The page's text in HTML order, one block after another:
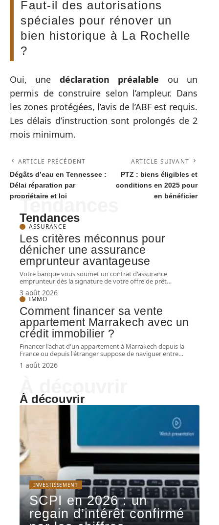
Faut-il des autorisations
spéciales pour rénover un
bien historique à La Rochelle
?
Oui, une déclaration préalable ou un
permis de construire selon l’ampleur. Dans
les zones protégées, l’avis de l’ABF est requis.
Les délais d’instruction sont prolongés de 2
mois minimum.
ARTICLE PRÉCÉDENT
Dégâts d’eau en Tennessee :
Délai réparation par
propriétaire et loi
ARTICLE SUIVANT
PTZ : biens éligibles et
conditions en 2025 pour
en bénéficier
Tendances
Tendances
ASSURANCE
Les critères méconnus pour
dénicher une assurance
emprunteur avantageuse
Votre banque vous soumet un contrat d'assurance
emprunteur dès la signature de votre offre de prêt…
3 août 2026
IMMO
Comment financer sa vente
appartement Marrakech avec un
crédit immobilier ?
Financer l'achat d'un appartement à Marrakech depuis la
France ou depuis l'étranger suppose de naviguer entre…
1 août 2026
À découvrir
INVESTISSEMENT
SCPI en 2026 : un
regain d’intérêt confirmé